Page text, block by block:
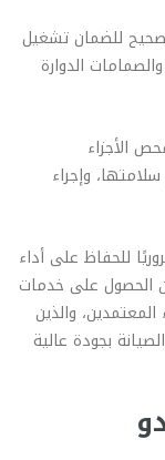
للضمان تشغيل
الدوارة
الأجزاء
وإجراء
للحفاظ على أداء
الحصول على خدمات
والذين
بجودة عالية